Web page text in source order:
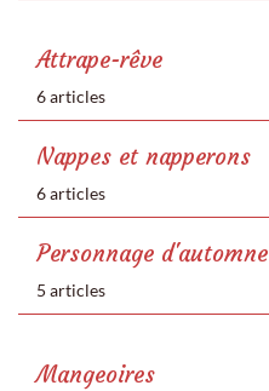
Attrape-rêve
6 articles
Nappes et napperons
6 articles
Personnage d'automne
5 articles
Mangeoires